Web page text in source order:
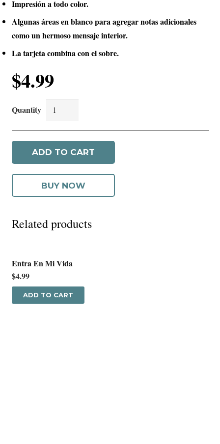
Impresión a todo color.
Algunas áreas en blanco para agregar notas adicionales
como un hermoso mensaje interior.
La tarjeta combina con el sobre.
$4.99
Nuestra
Amistad
Especial
quantityADD TO CART
BUY NOW
Related products
Entra En Mi Vida
$4.99
ADD TO CART